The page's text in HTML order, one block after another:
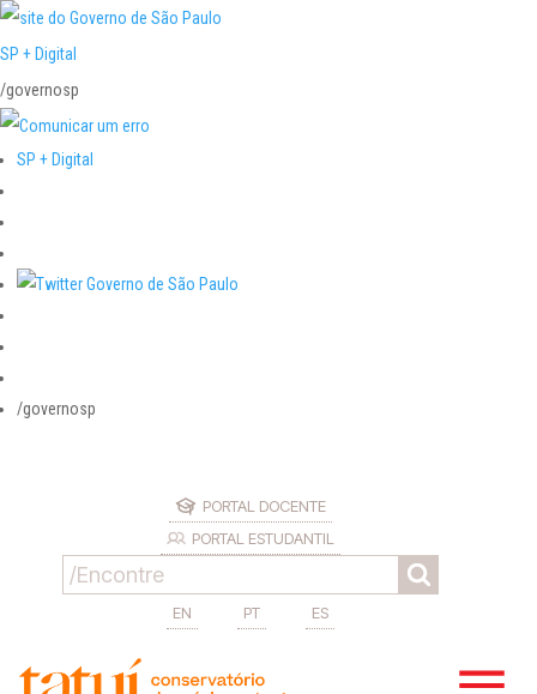
SP + Digital
/governosp
SP + Digital
/governosp
PORTAL DOCENTE
PORTAL ESTUDANTIL
EN PT ES